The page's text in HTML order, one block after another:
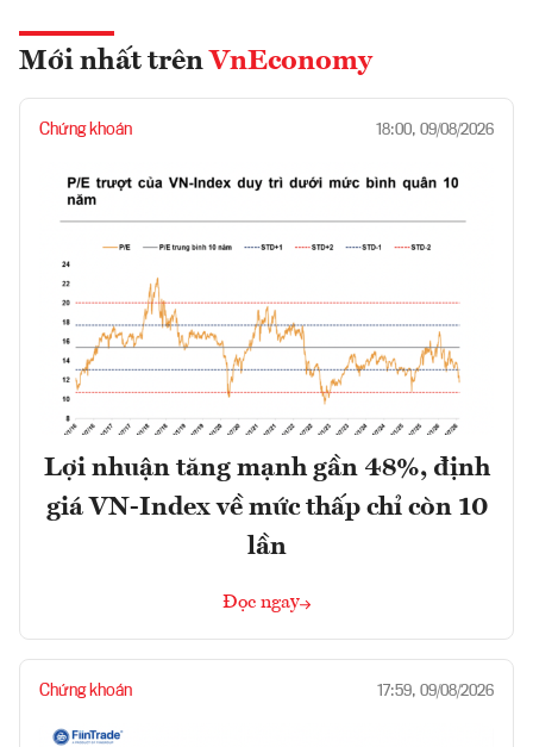
Mới nhất trên VnEconomy
Chứng khoán 18:00, 09/08/2026
Lợi nhuận tăng mạnh gần 48%, định
giá VN-Index về mức thấp chỉ còn 10
lần
Đọc ngay
Chứng khoán 17:59, 09/08/2026